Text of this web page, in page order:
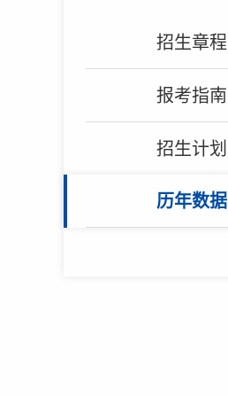
招生章程
报考指南
招生计划
历年数据